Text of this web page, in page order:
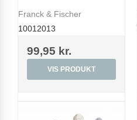
Franck & Fischer
10012013
99,95 kr.
VIS PRODUKT